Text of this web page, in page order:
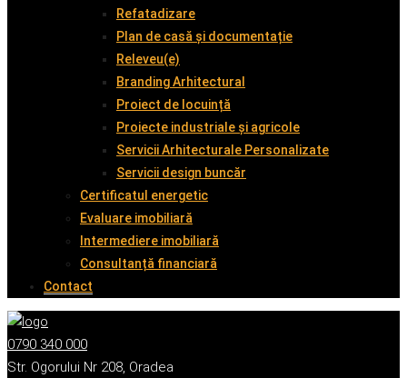
Refatadizare
Plan de casă și documentație
Releveu(e)
Branding Arhitectural
Proiect de locuință
Proiecte industriale și agricole
Servicii Arhitecturale Personalizate
Servicii design buncăr
Certificatul energetic
Evaluare imobiliară
Intermediere imobiliară
Consultanță financiară
Contact
0790 340 000
Str. Ogorului Nr 208, Oradea